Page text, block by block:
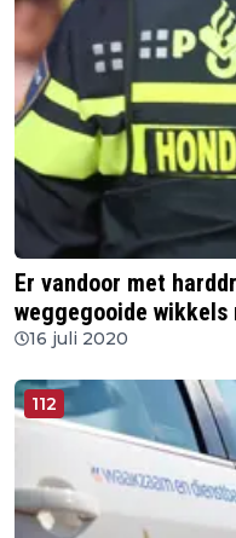
Er vandoor met
weggegooide wikkels
16 juli 2020
112